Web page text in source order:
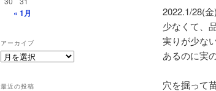
2022.1/28(
少なくて、
実りが少な
あるのに実
穴を掘って
« 1月
アーカイブ
ア
最近の投稿